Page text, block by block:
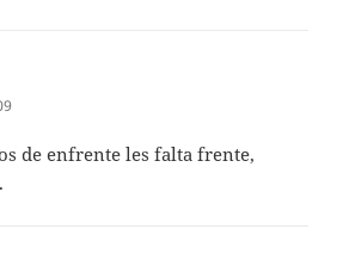
de enfrente les falta frente,